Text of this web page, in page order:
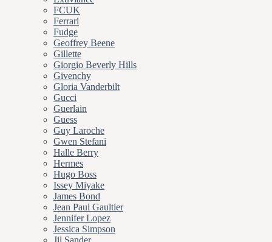
FCUK
Ferrari
Fudge
Geoffrey Beene
Gillette
Giorgio Beverly Hills
Givenchy
Gloria Vanderbilt
Gucci
Guerlain
Guess
Guy Laroche
Gwen Stefani
Halle Berry
Hermes
Hugo Boss
Issey Miyake
James Bond
Jean Paul Gaultier
Jennifer Lopez
Jessica Simpson
Jil Sander